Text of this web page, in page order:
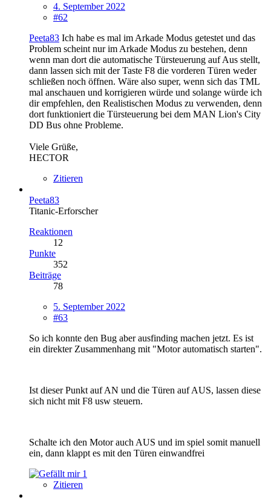
4. September 2022
#62
Peeta83 Ich habe es mal im Arkade Modus getestet und das
Problem scheint nur im Arkade Modus zu bestehen, denn
wenn man dort die automatische Türsteuerung auf Aus stellt,
dann lassen sich mit der Taste F8 die vorderen Türen weder
schließen noch öffnen. Wäre also super, wenn sich das TML
mal anschauen und korrigieren würde und solange würde ich
dir empfehlen, den Realistischen Modus zu verwenden, denn
dort funktioniert die Türsteuerung bei dem MAN Lion's City
DD Bus ohne Probleme.
Viele Grüße,
HECTOR
Zitieren
Peeta83
Titanic-Erforscher
Reaktionen
12
Punkte
352
Beiträge
78
5. September 2022
#63
So ich konnte den Bug aber ausfinding machen jetzt. Es ist
ein direkter Zusammenhang mit "Motor automatisch starten".
Ist dieser Punkt auf AN und die Türen auf AUS, lassen diese
sich nicht mit F8 usw steuern.
Schalte ich den Motor auch AUS und im spiel somit manuell
ein, dann klappt es mit den Türen einwandfrei
1
Zitieren